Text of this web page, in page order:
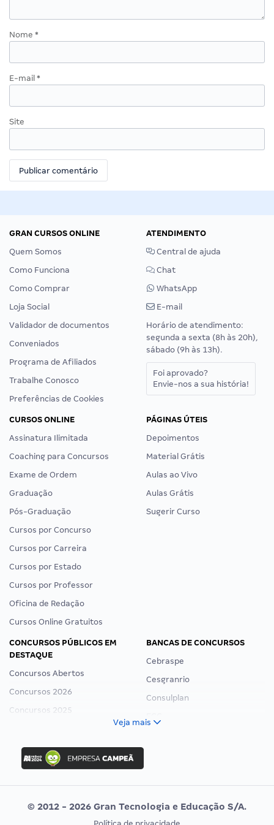
Nome *
E-mail *
Site
GRAN CURSOS ONLINE
Quem Somos
Como Funciona
Como Comprar
Loja Social
Validador de documentos
Conveniados
Programa de Afiliados
Trabalhe Conosco
Preferências de Cookies
ATENDIMENTO
Central de ajuda
Chat
WhatsApp
E-mail
Horário de atendimento:
segunda a sexta (8h às 20h),
sábado (9h às 13h).
Foi aprovado?
Envie-nos a sua história!
CURSOS ONLINE
Assinatura Ilimitada
Coaching para Concursos
Exame de Ordem
Graduação
Pós-Graduação
Cursos por Concurso
Cursos por Carreira
Cursos por Estado
Cursos por Professor
Oficina de Redação
Cursos Online Gratuitos
PÁGINAS ÚTEIS
Depoimentos
Material Grátis
Aulas ao Vivo
Aulas Grátis
Sugerir Curso
CONCURSOS PÚBLICOS EM
DESTAQUE
Concursos Abertos
Concursos 2026
Concursos 2025
Concurso Ibama
Concurso MPU
Editais publicados
BANCAS DE CONCURSOS
Cebraspe
Cesgranrio
Consulplan
Vunesp
Veja mais
© 2012 - 2026 Gran Tecnologia e Educação S/A.